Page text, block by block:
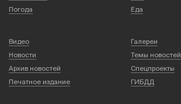
Погода
Еда
Видео
Галереи
Новости
Темы новостей
Архив новостей
Спецпроекты
Печатное издание
ГИБДД